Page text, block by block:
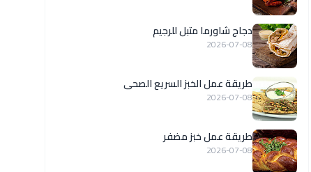
دجاج شاورما متبل للرجيم
2026-07-08
طريقة عمل الخبز السريع الصحى
2026-07-08
طريقة عمل خبز مضفر
2026-07-08